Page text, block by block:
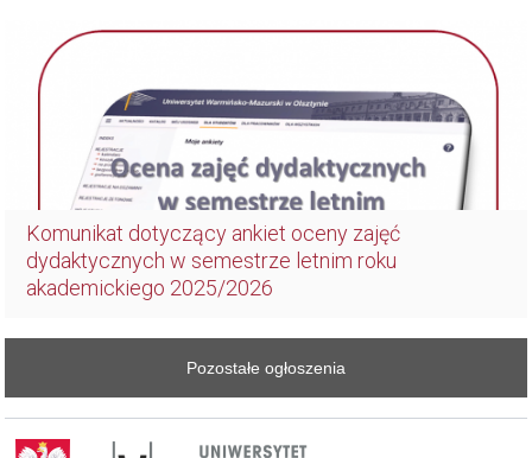
Komunikat dotyczący ankiet oceny zajęć
dydaktycznych w semestrze letnim roku
akademickiego 2025/2026
Pozostałe ogłoszenia